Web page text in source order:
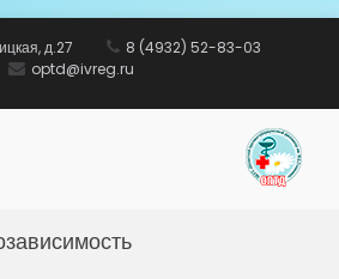
д.27
8 (4932) 52-83-03
optd@ivreg.ru